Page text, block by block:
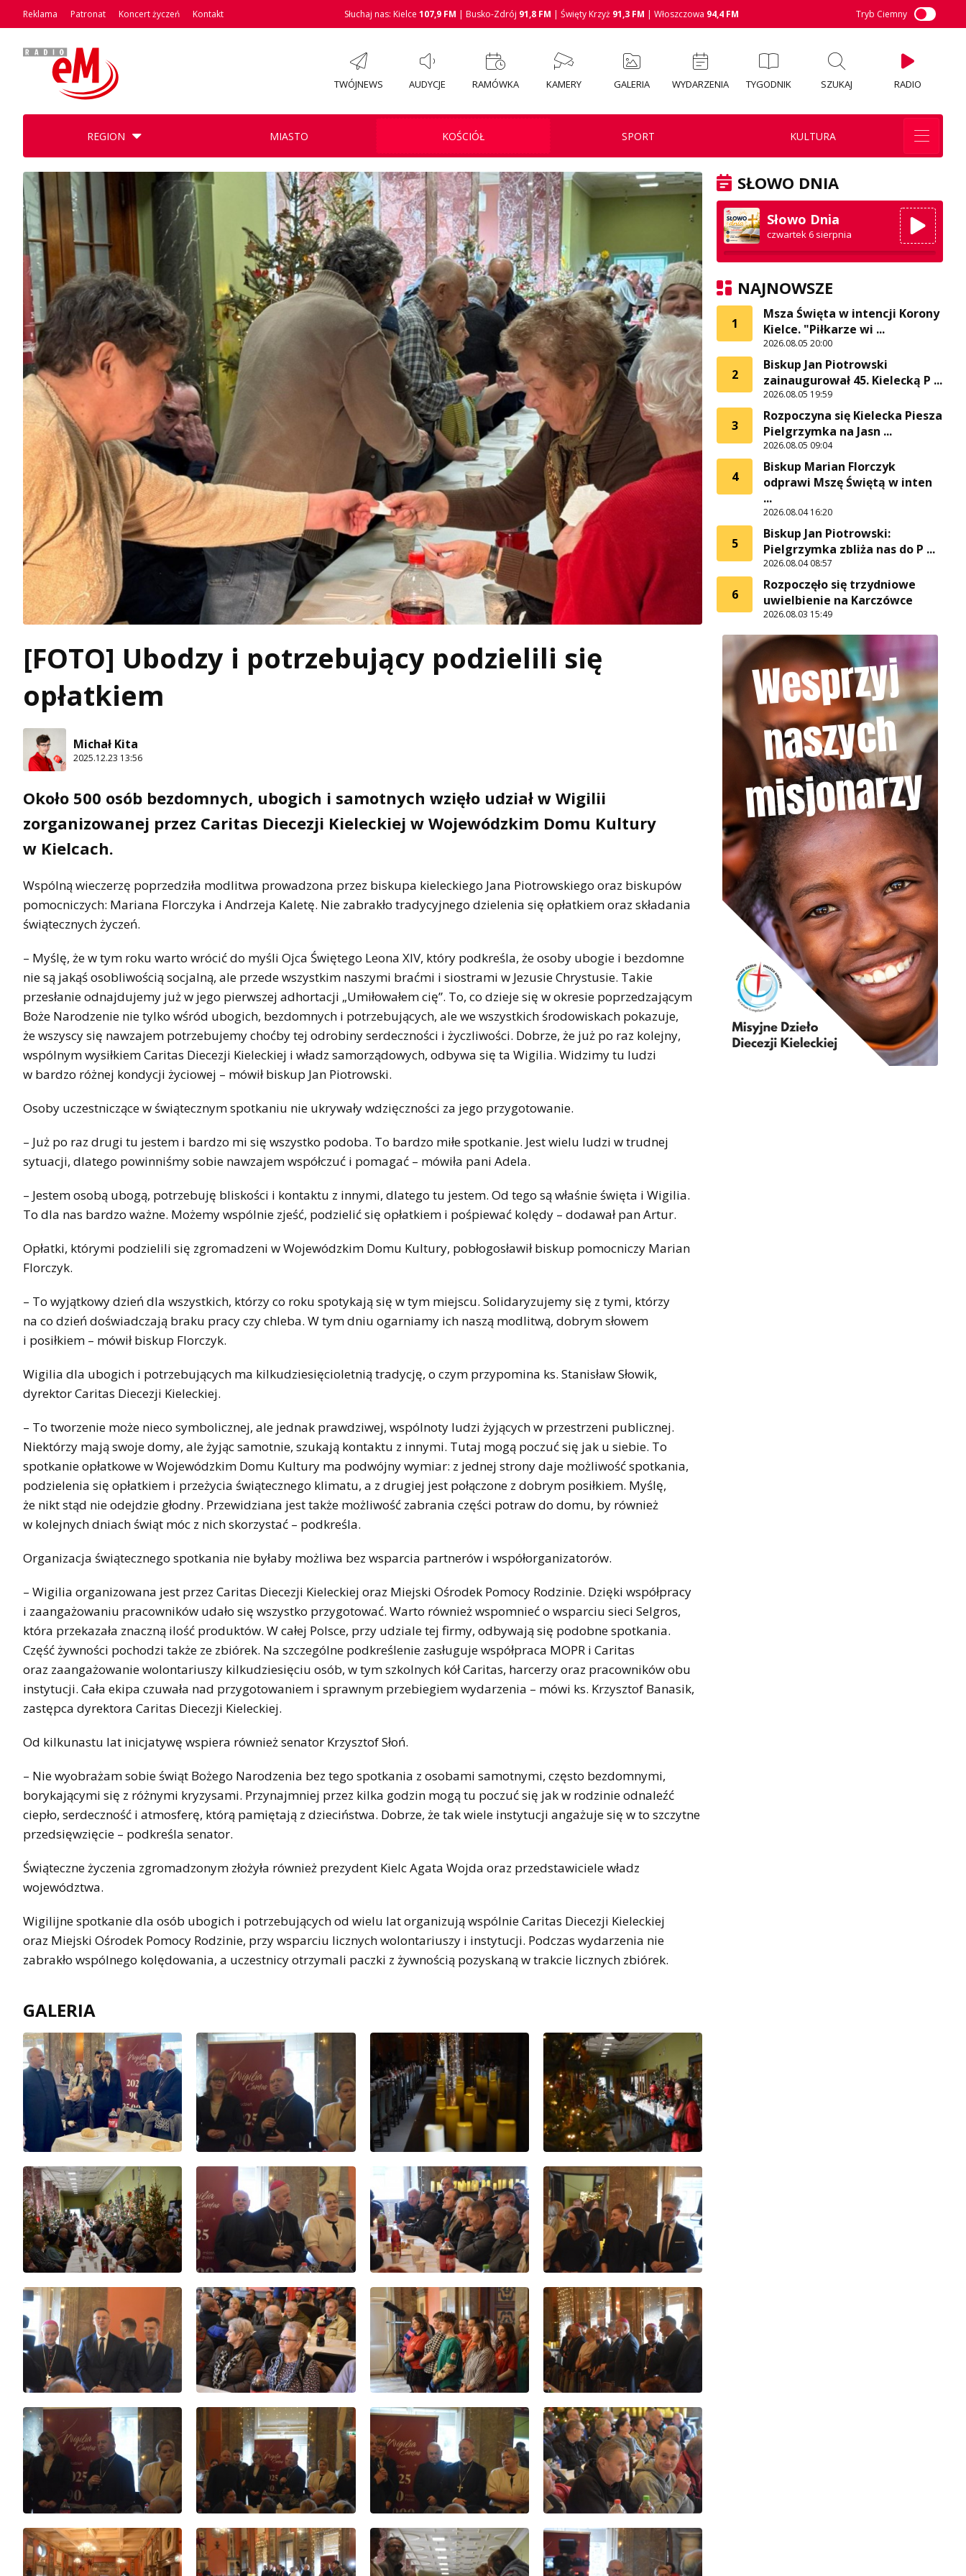
Reklama Patronat Koncert życzeń Kontakt Słuchaj nas: Kielce 107,9 FM | Busko-Zdrój 91,8 FM | Święty Krzyż 91,3 FM | Włoszczowa 94,4 FM Tryb Ciemny
TWÓJNEWS AUDYCJE RAMÓWKA KAMERY GALERIA WYDARZENIA TYGODNIK SZUKAJ RADIO
REGION MIASTO KOŚCIÓŁ SPORT KULTURA
[FOTO] Ubodzy i potrzebujący podzielili się
opłatkiem
Michał Kita
2025.12.23 13:56
Około 500 osób bezdomnych, ubogich i samotnych wzięło udział w Wigilii
zorganizowanej przez Caritas Diecezji Kieleckiej w Wojewódzkim Domu Kultury
w Kielcach.
Wspólną wieczerzę poprzedziła modlitwa prowadzona przez biskupa kieleckiego Jana Piotrowskiego oraz biskupów
pomocniczych: Mariana Florczyka i Andrzeja Kaletę. Nie zabrakło tradycyjnego dzielenia się opłatkiem oraz składania
świątecznych życzeń.
– Myślę, że w tym roku warto wrócić do myśli Ojca Świętego Leona XIV, który podkreśla, że osoby ubogie i bezdomne
nie są jakąś osobliwością socjalną, ale przede wszystkim naszymi braćmi i siostrami w Jezusie Chrystusie. Takie
przesłanie odnajdujemy już w jego pierwszej adhortacji „Umiłowałem cię”. To, co dzieje się w okresie poprzedzającym
Boże Narodzenie nie tylko wśród ubogich, bezdomnych i potrzebujących, ale we wszystkich środowiskach pokazuje,
że wszyscy się nawzajem potrzebujemy choćby tej odrobiny serdeczności i życzliwości. Dobrze, że już po raz kolejny,
wspólnym wysiłkiem Caritas Diecezji Kieleckiej i władz samorządowych, odbywa się ta Wigilia. Widzimy tu ludzi
w bardzo różnej kondycji życiowej – mówił biskup Jan Piotrowski.
Osoby uczestniczące w świątecznym spotkaniu nie ukrywały wdzięczności za jego przygotowanie.
– Już po raz drugi tu jestem i bardzo mi się wszystko podoba. To bardzo miłe spotkanie. Jest wielu ludzi w trudnej
sytuacji, dlatego powinniśmy sobie nawzajem współczuć i pomagać – mówiła pani Adela.
– Jestem osobą ubogą, potrzebuję bliskości i kontaktu z innymi, dlatego tu jestem. Od tego są właśnie święta i Wigilia.
To dla nas bardzo ważne. Możemy wspólnie zjeść, podzielić się opłatkiem i pośpiewać kolędy – dodawał pan Artur.
Opłatki, którymi podzielili się zgromadzeni w Wojewódzkim Domu Kultury, pobłogosławił biskup pomocniczy Marian
Florczyk.
– To wyjątkowy dzień dla wszystkich, którzy co roku spotykają się w tym miejscu. Solidaryzujemy się z tymi, którzy
na co dzień doświadczają braku pracy czy chleba. W tym dniu ogarniamy ich naszą modlitwą, dobrym słowem
i posiłkiem – mówił biskup Florczyk.
Wigilia dla ubogich i potrzebujących ma kilkudziesięcioletnią tradycję, o czym przypomina ks. Stanisław Słowik,
dyrektor Caritas Diecezji Kieleckiej.
– To tworzenie może nieco symbolicznej, ale jednak prawdziwej, wspólnoty ludzi żyjących w przestrzeni publicznej.
Niektórzy mają swoje domy, ale żyjąc samotnie, szukają kontaktu z innymi. Tutaj mogą poczuć się jak u siebie. To
spotkanie opłatkowe w Wojewódzkim Domu Kultury ma podwójny wymiar: z jednej strony daje możliwość spotkania,
podzielenia się opłatkiem i przeżycia świątecznego klimatu, a z drugiej jest połączone z dobrym posiłkiem. Myślę,
że nikt stąd nie odejdzie głodny. Przewidziana jest także możliwość zabrania części potraw do domu, by również
w kolejnych dniach świąt móc z nich skorzystać – podkreśla.
Organizacja świątecznego spotkania nie byłaby możliwa bez wsparcia partnerów i współorganizatorów.
– Wigilia organizowana jest przez Caritas Diecezji Kieleckiej oraz Miejski Ośrodek Pomocy Rodzinie. Dzięki współpracy
i zaangażowaniu pracowników udało się wszystko przygotować. Warto również wspomnieć o wsparciu sieci Selgros,
która przekazała znaczną ilość produktów. W całej Polsce, przy udziale tej firmy, odbywają się podobne spotkania.
Część żywności pochodzi także ze zbiórek. Na szczególne podkreślenie zasługuje współpraca MOPR i Caritas
oraz zaangażowanie wolontariuszy kilkudziesięciu osób, w tym szkolnych kół Caritas, harcerzy oraz pracowników obu
instytucji. Cała ekipa czuwała nad przygotowaniem i sprawnym przebiegiem wydarzenia – mówi ks. Krzysztof Banasik,
zastępca dyrektora Caritas Diecezji Kieleckiej.
Od kilkunastu lat inicjatywę wspiera również senator Krzysztof Słoń.
– Nie wyobrażam sobie świąt Bożego Narodzenia bez tego spotkania z osobami samotnymi, często bezdomnymi,
borykającymi się z różnymi kryzysami. Przynajmniej przez kilka godzin mogą tu poczuć się jak w rodzinie odnaleźć
ciepło, serdeczność i atmosferę, którą pamiętają z dzieciństwa. Dobrze, że tak wiele instytucji angażuje się w to szczytne
przedsięwzięcie – podkreśla senator.
Świąteczne życzenia zgromadzonym złożyła również prezydent Kielc Agata Wojda oraz przedstawiciele władz
województwa.
Wigilijne spotkanie dla osób ubogich i potrzebujących od wielu lat organizują wspólnie Caritas Diecezji Kieleckiej
oraz Miejski Ośrodek Pomocy Rodzinie, przy wsparciu licznych wolontariuszy i instytucji. Podczas wydarzenia nie
zabrakło wspólnego kolędowania, a uczestnicy otrzymali paczki z żywnością pozyskaną w trakcie licznych zbiórek.
GALERIA
SŁOWO DNIA
Słowo Dnia
czwartek 6 sierpnia
NAJNOWSZE
1
Msza Święta w intencji Korony
Kielce. "Piłkarze wi ...
2026.08.05 20:00
2
Biskup Jan Piotrowski
zainaugurował 45. Kielecką P ...
2026.08.05 19:59
3
Rozpoczyna się Kielecka Piesza
Pielgrzymka na Jasn ...
2026.08.05 09:04
4
Biskup Marian Florczyk
odprawi Mszę Świętą w inten
...
2026.08.04 16:20
5
Biskup Jan Piotrowski:
Pielgrzymka zbliża nas do P ...
2026.08.04 08:57
6
Rozpoczęło się trzydniowe
uwielbienie na Karczówce
2026.08.03 15:49